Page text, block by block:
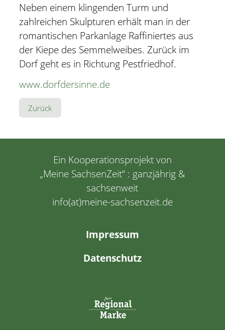
Neben einem klingenden Turm und
zahlreichen Skulpturen erhält man in der
romantischen Parkanlage Raffiniertes aus
der Kiepe des Semmelweibes. Zurück im
Dorf geht es in Richtung Pestfriedhof.
www.dorfdersinne.de
Zurück
Ein Kooperationsprojekt von
„Meine SachsenZeit“ : ganzjährig &
sachsenweit
info(at)meine-sachsenzeit.de
Navigation
Impressum
Datenschutz